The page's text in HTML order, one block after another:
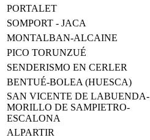
PORTALET
SOMPORT - JACA
MONTALBAN-ALCAINE
PICO TORUNZUÉ
SENDERISMO EN CERLER
BENTUÉ-BOLEA (HUESCA)
SAN VICENTE DE LABUENDA-
MORILLO DE SAMPIETRO-
ESCALONA
ALPARTIR